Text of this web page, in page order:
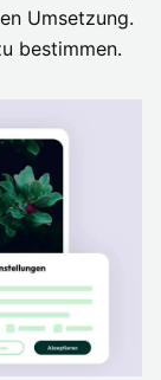
Umsetzung.
bestimmen.